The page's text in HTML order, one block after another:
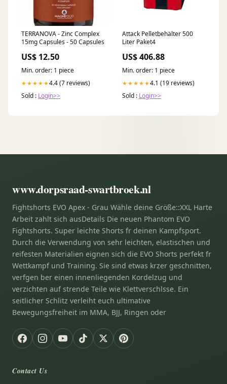
TERRANOVA - Zinc Complex
15mg Capsules - 50 Capsules
US$ 12.50
Min. order: 1 piece
★★★★★4.4 (7 reviews)
Sold : Login>>
Attack Pelletbehälter 500
Liter Paket4
US$ 406.88
Min. order: 1 piece
★★★★★4.1 (19 reviews)
Sold : Login>>
www.dorpsraad-swartbroek.nl
Fightshorts EVO Apex - Grau Wähle deine Größe::XXL Harte
Arbeit zahlt sich ausDetails Die neuen Phantom EVO
Fightshorts. Super leichte Shorts fr deinen Kampfsport.
Durch die Verwendung von sehr leichten, elastischen und
reifesten Materialien eignen sich die EVO Shorts perfekt fr
Wettkampf und Training. Sie sind etwas krzer geschnitten,
verfgen ber einen innenliegenden Kordelzug und
verzichten auf strende Teile wie Klettverschlsse. Ein
seitlicher Schlitz verleiht euch ultimative
Bewegungsfreiheit im MMA, BJJ, Ringen oder
Contact Us